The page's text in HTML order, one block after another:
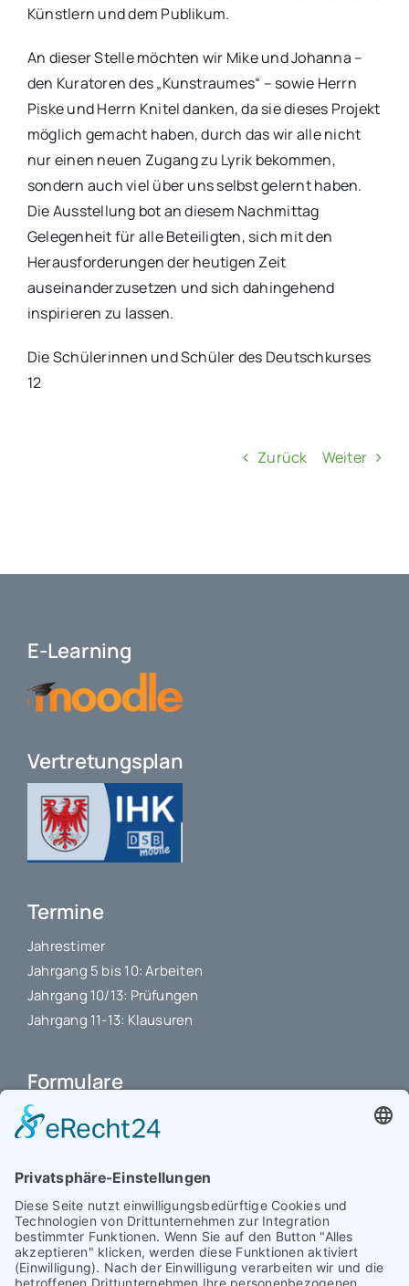
Künstlern und dem Publikum.
An dieser Stelle möchten wir Mike und Johanna –
den Kuratoren des „Kunstraumes“ – sowie Herrn
Piske und Herrn Knitel danken, da sie dieses Projekt
möglich gemacht haben, durch das wir alle nicht
nur einen neuen Zugang zu Lyrik bekommen,
sondern auch viel über uns selbst gelernt haben.
Die Ausstellung bot an diesem Nachmittag
Gelegenheit für alle Beteiligten, sich mit den
Herausforderungen der heutigen Zeit
auseinanderzusetzen und sich dahingehend
inspirieren zu lassen.
Die Schülerinnen und Schüler des Deutschkurses
12
Zurück Weiter
E-Learning
Vertretungsplan
Termine
Jahrestimer
Jahrgang 5 bis 10: Arbeiten
Jahrgang 10/13: Prüfungen
Jahrgang 11-13: Klausuren
Formulare
Schulbuchkauf Schuljahr 2026-2027
Antrag auf Erstattung von Auslagen
Interner L-S-Beschwerdezettel
Antrag auf Freistellung vom Unterricht
Antrag für selbstständigen Heimweg bei Unwohlsein
(ab Jg. 9)